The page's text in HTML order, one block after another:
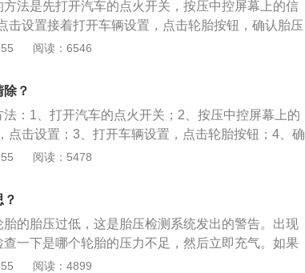
法是先打开汽车的点火开关，按压中控屏幕上的信
击设置接着打开车辆设置，点击轮胎按钮，确认胎压
，以每小时15公里的速度行驶十分钟，可以自动复
后，一定要找出哪个轮胎气压不足，然后充气调
驶时轮胎会被波浪变形，会增加汽车的爆胎几率，降
高，汽车轮胎与地面的接触面积会变小，导致汽车
力变差，会影响汽车的操控性和行驶稳定性。车主
的生产日期以免影响汽车轮胎的安全使用性。
阅读：6546
？
：1、打开汽车的点火开关；2、按压中控屏幕上的
点击设置；3、打开车辆设置，点击轮胎按钮；4、确
行调整，以每小时15公里的速度行驶十分钟，压力
出现报警，千万不要紧急制动，因为紧急制动可能
车减速，慢慢停在路边，如果后方来车，需要打开
车检查四个轮胎是否出现问题，如果有及时拨打救
阅读：5478
的胎压过低，这是胎压检测系统发出的警告。出现
一下是哪个轮胎的压力不足，然后立即充气。如果
立即修补。轮胎是汽车上一个重要的部件，这个部
阅读：4899